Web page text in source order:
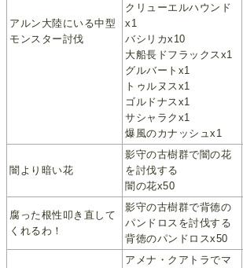
アルン大陸にいる中型
モンスター討伐
クリューエルハウンド
x1
バシリカx10
大船長ドフラックスx1
グルバートx1
トゥルヌスx1
ゴルドナスx1
サシャラクx1
爆風のカナッシュx1
闇より暗い花
影守の古樹群で闇の花
を討伐する
闇の花x50
腐った根性叩き直して
くれるわ！
影守の古樹群で背徳の
パンドロスを討伐する
背徳のパンドロスx50
アメナ・クアトラでマ